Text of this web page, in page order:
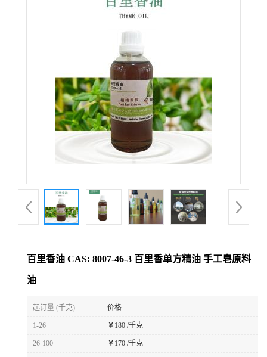
百里香油 CAS: 8007-46-3 百里香单方精油 手工皂原料
油
起订量 (千克) 价格
1-26 ￥ 180 /千克
26-100 ￥ 170 /千克